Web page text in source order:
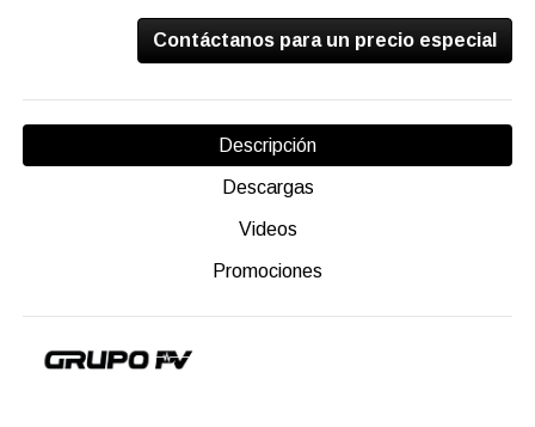
Contáctanos para un precio especial
Descripción
Descargas
Videos
Promociones